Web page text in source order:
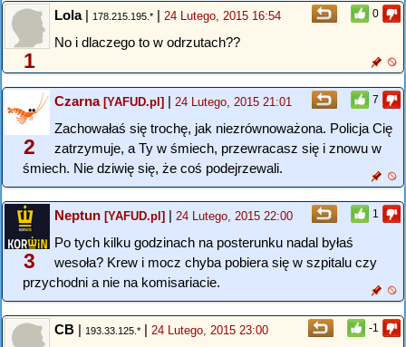
0
1
Lola| 178.215.195.* | 24 Lutego, 2015 16:54
No i dlaczego to w odrzutach??
7
2
Czarna[YAFUD.pl] | 24 Lutego, 2015 21:01
Zachowałaś się trochę, jak niezrównoważona. Policja Cię
zatrzymuje, a Ty w śmiech, przewracasz się i znowu w
śmiech. Nie dziwię się, że coś podejrzewali.
1
3
Neptun [YAFUD.pl] | 24 Lutego, 2015 22:00
Po tych kilku godzinach na posterunku nadal byłaś
wesoła? Krew i mocz chyba pobiera się w szpitalu czy
przychodni a nie na komisariacie.
-1
CB | 193.33.125.* | 24 Lutego, 2015 23:00